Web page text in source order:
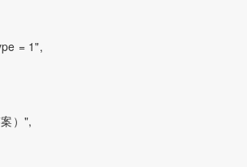
= 1",
）",